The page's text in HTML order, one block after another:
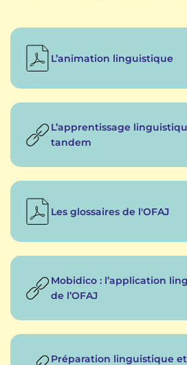
L’animation linguistique
L’apprentissage
tandem
Les glossaires de l'OFAJ
Mobidico : l’application
de l’OFAJ
Préparation linguistique et